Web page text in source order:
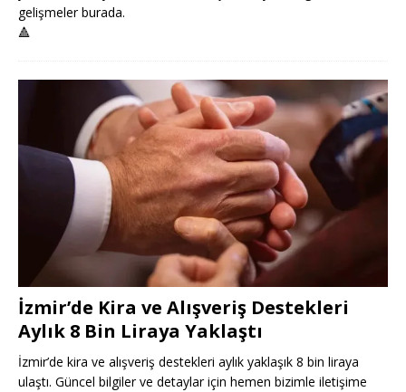
gelişmeler burada.
🔺
İzmir’de Kira ve Alışveriş Destekleri
Aylık 8 Bin Liraya Yaklaştı
İzmir’de kira ve alışveriş destekleri aylık yaklaşık 8 bin liraya
ulaştı. Güncel bilgiler ve detaylar için hemen bizimle iletişime